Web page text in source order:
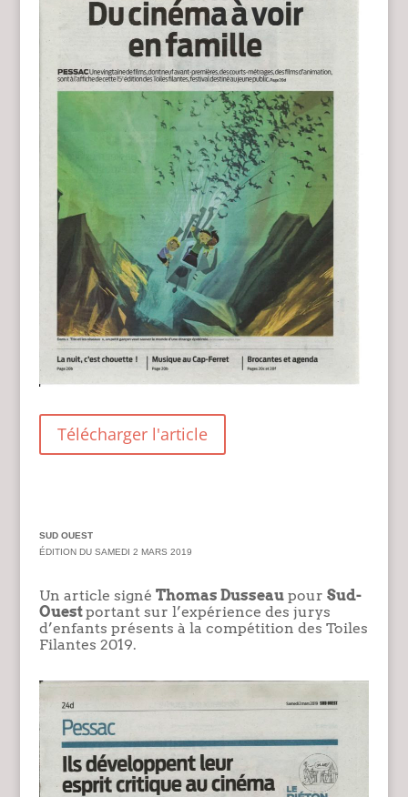
Télécharger l'article
SUD OUEST
ÉDITION DU SAMEDI 2 MARS 2019
Un article signé Thomas Dusseaupour Sud-
Ouestportant sur l’expérience des jurys
d’enfants présents à la compétition des Toiles
Filantes 2019.